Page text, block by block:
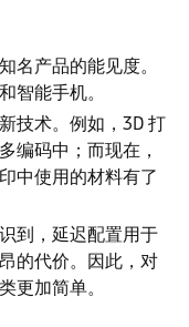
名产品的能见度。
智能手机。
技术。例如，3D 打
编码中；而现在，
中使用的材料有了
到，延迟配置用于
的代价。因此，对
更加简单。